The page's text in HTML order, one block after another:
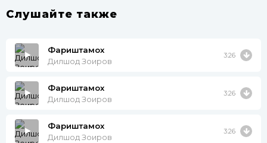
Слушайте также
Фариштамох
Дилшод Зоиров
3:26
Фариштамох
Дилшод Зоиров
3:26
Фариштамох
Дилшод Зоиров
3:26